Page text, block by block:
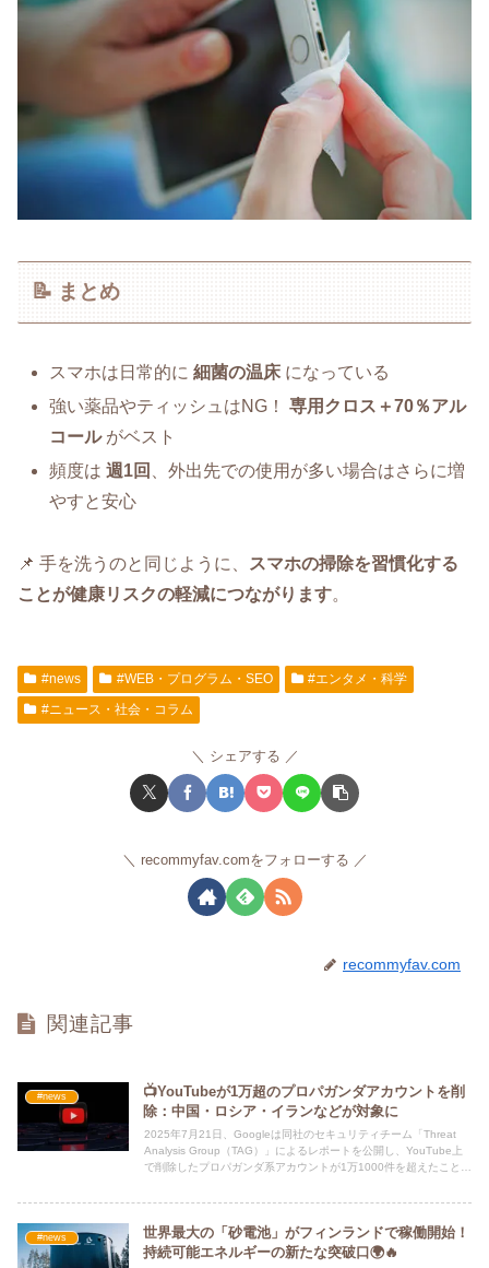
📝 まとめ
スマホは日常的に細菌の温床 になっている
強い薬品やティッシュはNG！専用クロス＋70％アル
コールがベスト
頻度は週1回
、外出先での使用が多い場合はさらに増
やすと安心
📌 手を洗うのと同じように、
スマホの掃除を習慣化する
ことが健康リスクの軽減につながります。
#news #WEB・プログラム・SEO
#エンタメ・科学
#ニュース・社会・コラム
シェアする
recommyfav.comをフォローする
recommyfav.com
関連記事
#news
📺YouTubeが1万超のプロパガンダアカウントを削
除：中国・ロシア・イランなどが対象に
2025年7月21日、Googleは同社のセキュリティチーム「Threat
Analysis Group（TAG）」によるレポートを公開し、YouTube上
で削除したプロパガンダ系アカウントが1万1000件を超えたことを
#news
世界最大の「砂電池」がフィンランドで稼働開始！
持続可能エネルギーの新たな突破口🌍🔥